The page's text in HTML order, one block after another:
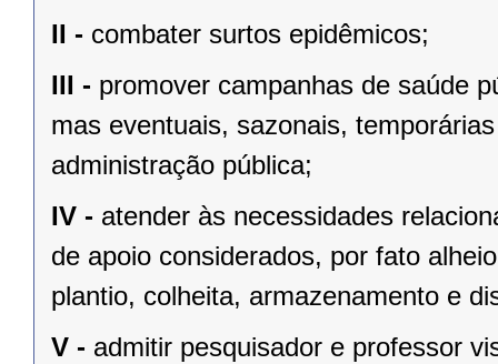
II - combater surtos epidêmicos;
III - promover campanhas de saúde
mas eventuais, sazonais,
administração pública;
IV - atender às necessidades
de apoio considerados, por fato
plantio, colheita, armazenamento e
V - admitir pesquisador e professor